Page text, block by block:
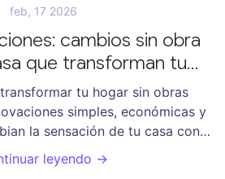
feb, 17 2026
cambios sin obra
que transforman tu
sin gastar mucho
tu hogar sin obras
simples, económicas y
la sensación de tu casa con
Ideal para quienes quieren
sin salir de presupuesto.
leyendo →